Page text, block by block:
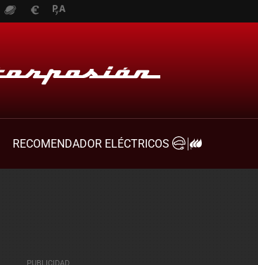
RECOMENDADOR ELÉCTRICOS